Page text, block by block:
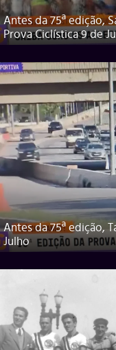
Antes da 75ª edição,
Prova Ciclística 9 de
Antes da 75ª edição,
Julho